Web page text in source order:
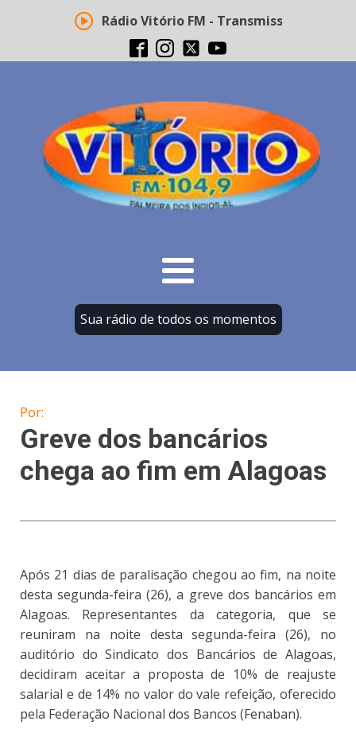
Rádio Vitório FM - Transmissão ao vivo
Sua rádio de todos os momentos
Por:
Greve dos bancários
chega ao fim em Alagoas
Após 21 dias de paralisação chegou ao fim, na noite
desta segunda-feira (26), a greve dos bancários em
Alagoas. Representantes da categoria, que se
reuniram na noite desta segunda-feira (26), no
auditório do Sindicato dos Bancários de Alagoas,
decidiram aceitar a proposta de 10% de reajuste
salarial e de 14% no valor do vale refeição, oferecido
pela Federação Nacional dos Bancos (Fenaban).